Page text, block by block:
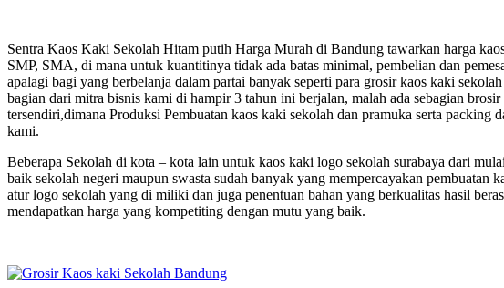
Sentra Kaos Kaki Sekolah Hitam putih Harga Murah di Bandung tawarkan harga
SMP, SMA, di mana untuk kuantitinya tidak ada batas minimal, pembelian dan
apalagi bagi yang berbelanja dalam partai banyak seperti para grosir kaos kaki
bagian dari mitra bisnis kami di hampir 3 tahun ini berjalan, malah ada sebagian
tersendiri,dimana Produksi Pembuatan kaos kaki sekolah dan pramuka serta packing
kami.
Beberapa Sekolah di kota – kota lain untuk kaos kaki logo sekolah surabaya dari
baik sekolah negeri maupun swasta sudah banyak yang mempercayakan pembuatan
atur logo sekolah yang di miliki dan juga penentuan bahan yang berkualitas hasil
mendapatkan harga yang kompetiting dengan mutu yang baik.